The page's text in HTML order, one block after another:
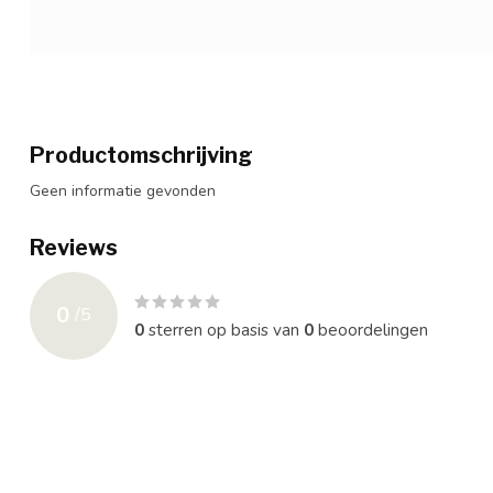
Productomschrijving
Geen informatie gevonden
Reviews
0 /5
0sterren op basis van 0beoordelingen